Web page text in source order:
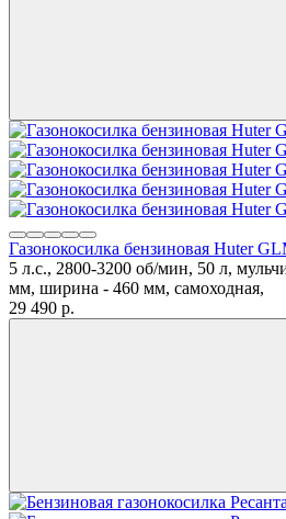
Газонокосилка бензиновая Huter
5 л.с., 2800-3200 об/мин, 50 л,
мм, ширина - 460 мм, самоходная,
29 490 p.